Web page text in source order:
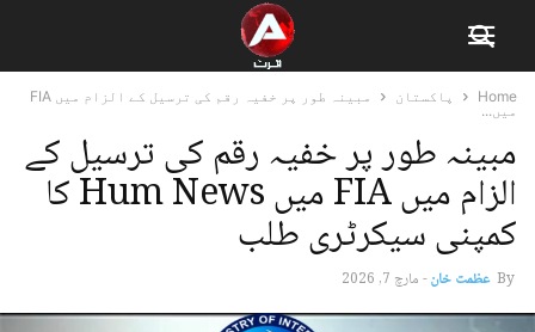
Home پاکستان
مبینہ طور پر خفیہ رقم کی ترسیل کے الزام میں FIA
میں...
مبینہ طور پر خفیہ رقم کی ترسیل کے
الزام میں FIA میں Hum News کا
کمپنی سیکرٹری طلب
By عظمت خان-مارچ 7, 2026